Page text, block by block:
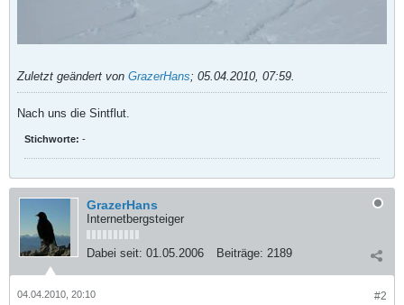
Zuletzt geändert von GrazerHans; 05.04.2010, 07:59.
Nach uns die Sintflut.
Stichworte: -
GrazerHans
Internetbergsteiger
Dabei seit: 01.05.2006 Beiträge: 2189
#2
04.04.2010, 20:10